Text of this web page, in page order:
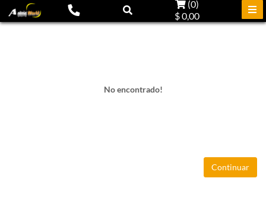
(0)
$ 0,00
No encontrado!
Continuar